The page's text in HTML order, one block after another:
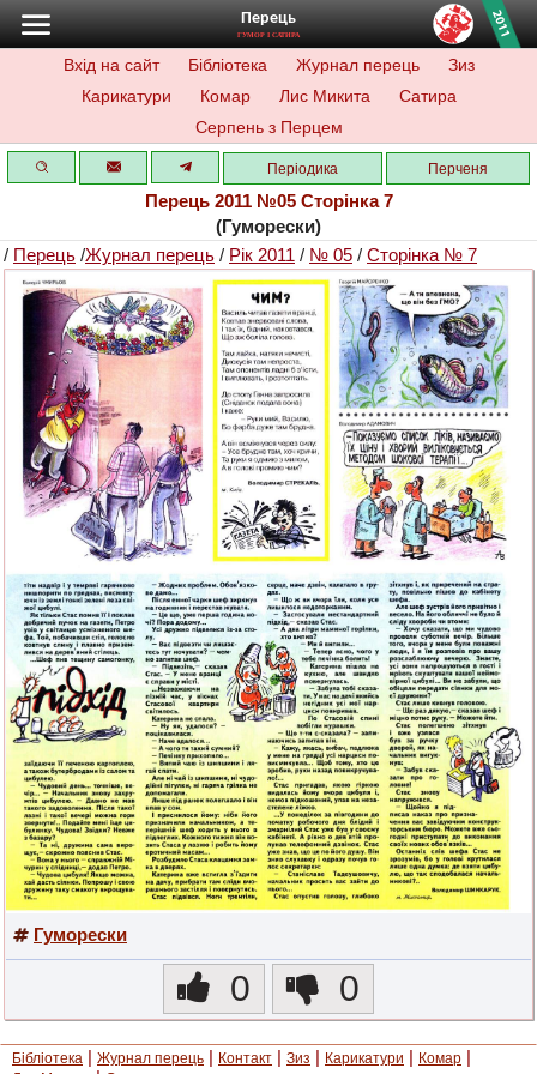
Перець
ГУМОР І САТИРА
Вхід на сайт Бібліотека Журнал перець
Зиз
Карикатури
Комар Лис Микита
Сатира
Серпень з Перцем
Періодика Перченя
Перець 2011 №05 Сторінка 7
(Гуморески)
/ Перець /Журнал перець / Рік 2011 / № 05 / Сторінка № 7
Гуморески
0 0
Бібліотека | Журнал перець | Контакт | Зиз | Карикатури | Комар |